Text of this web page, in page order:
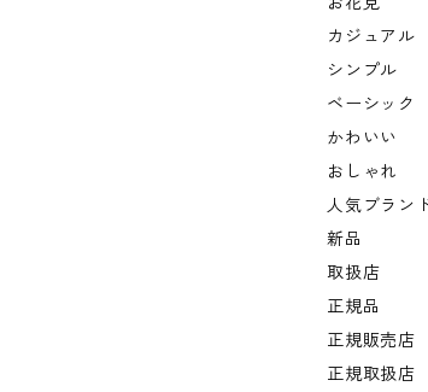
カジュアル
シンプル
ベーシック
かわいい
おしゃれ
人気ブラン
新品
取扱店
正規品
正規販売店
正規取扱店